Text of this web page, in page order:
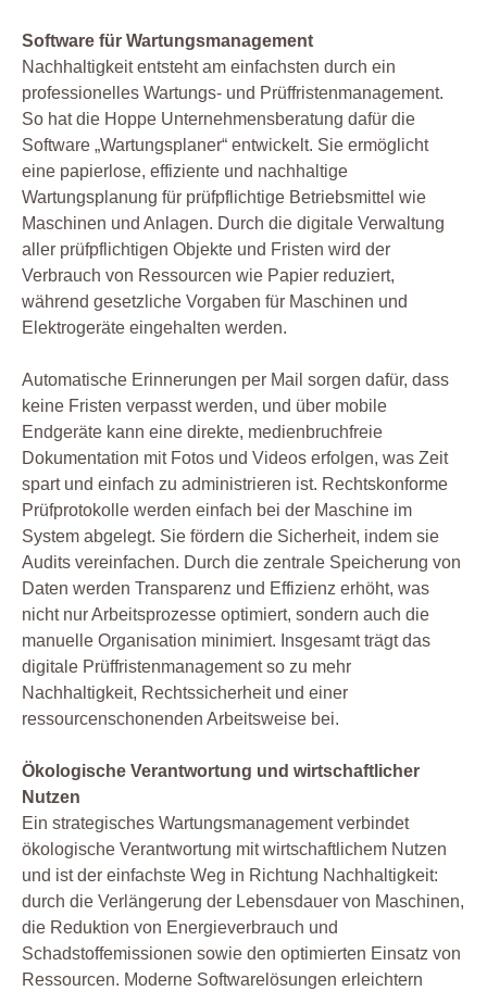
Software für Wartungsmanagement
Nachhaltigkeit entsteht am einfachsten durch ein
professionelles Wartungs- und Prüffristenmanagement.
So hat die Hoppe Unternehmensberatung dafür die
Software „Wartungsplaner“ entwickelt. Sie ermöglicht
eine papierlose, effiziente und nachhaltige
Wartungsplanung für prüfpflichtige Betriebsmittel wie
Maschinen und Anlagen. Durch die digitale Verwaltung
aller prüfpflichtigen Objekte und Fristen wird der
Verbrauch von Ressourcen wie Papier reduziert,
während gesetzliche Vorgaben für Maschinen und
Elektrogeräte eingehalten werden.
Automatische Erinnerungen per Mail sorgen dafür, dass
keine Fristen verpasst werden, und über mobile
Endgeräte kann eine direkte, medienbruchfreie
Dokumentation mit Fotos und Videos erfolgen, was Zeit
spart und einfach zu administrieren ist. Rechtskonforme
Prüfprotokolle werden einfach bei der Maschine im
System abgelegt. Sie fördern die Sicherheit, indem sie
Audits vereinfachen. Durch die zentrale Speicherung von
Daten werden Transparenz und Effizienz erhöht, was
nicht nur Arbeitsprozesse optimiert, sondern auch die
manuelle Organisation minimiert. Insgesamt trägt das
digitale Prüffristenmanagement so zu mehr
Nachhaltigkeit, Rechtssicherheit und einer
ressourcenschonenden Arbeitsweise bei.
Ökologische Verantwortung und wirtschaftlicher
Nutzen
Ein strategisches Wartungsmanagement verbindet
ökologische Verantwortung mit wirtschaftlichem Nutzen
und ist der einfachste Weg in Richtung Nachhaltigkeit:
durch die Verlängerung der Lebensdauer von Maschinen,
die Reduktion von Energieverbrauch und
Schadstoffemissionen sowie den optimierten Einsatz von
Ressourcen. Moderne Softwarelösungen erleichtern